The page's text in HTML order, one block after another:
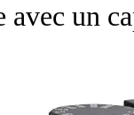
avec un